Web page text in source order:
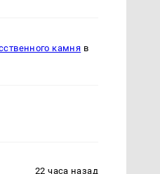
камня в
22 часа назад